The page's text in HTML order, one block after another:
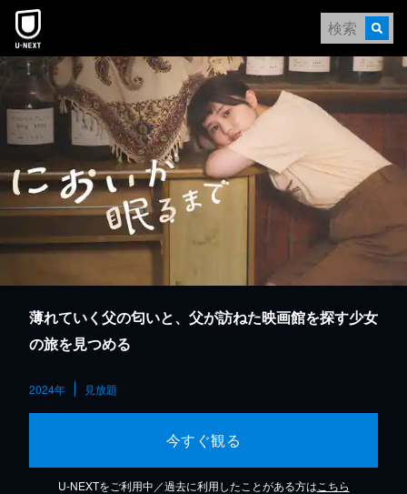
本文へスキップ
薄れていく父の匂いと、父が訪ねた映画館を探す少女
の旅を見つめる
2024年 見放題
今すぐ観る
U-NEXTをご利用中／過去に利用したことがある方は こちら